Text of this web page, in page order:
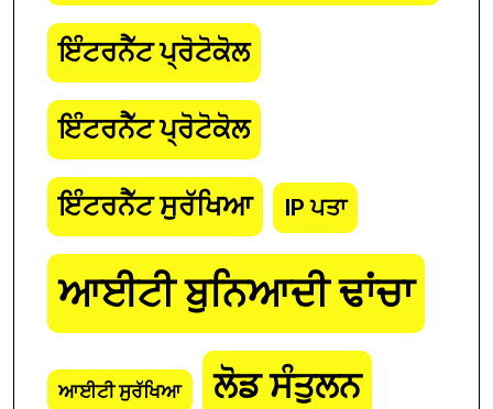
ਇੰਟਰਨੈੱਟ ਪ੍ਰੋਟੋਕੋਲ
ਇੰਟਰਨੈੱਟ ਪ੍ਰੋਟੋਕੋਲ
ਇੰਟਰਨੈੱਟ ਸੁਰੱਖਿਆ IP ਪਤਾ
ਆਈਟੀ ਬੁਨਿਆਦੀ ਢਾਂਚਾ
ਆਈਟੀ ਸੁਰੱਖਿਆ ਲੋਡ ਸੰਤੁਲਨ